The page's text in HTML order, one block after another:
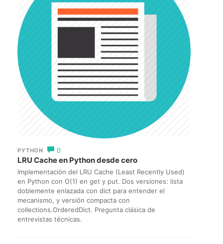
PYTHON 0
LRU Cache en Python desde cero
Implementación del LRU Cache (Least Recently Used)
en Python con O(1) en get y put. Dos versiones: lista
doblemente enlazada con dict para entender el
mecanismo, y versión compacta con
collections.OrderedDict. Pregunta clásica de
entrevistas técnicas.